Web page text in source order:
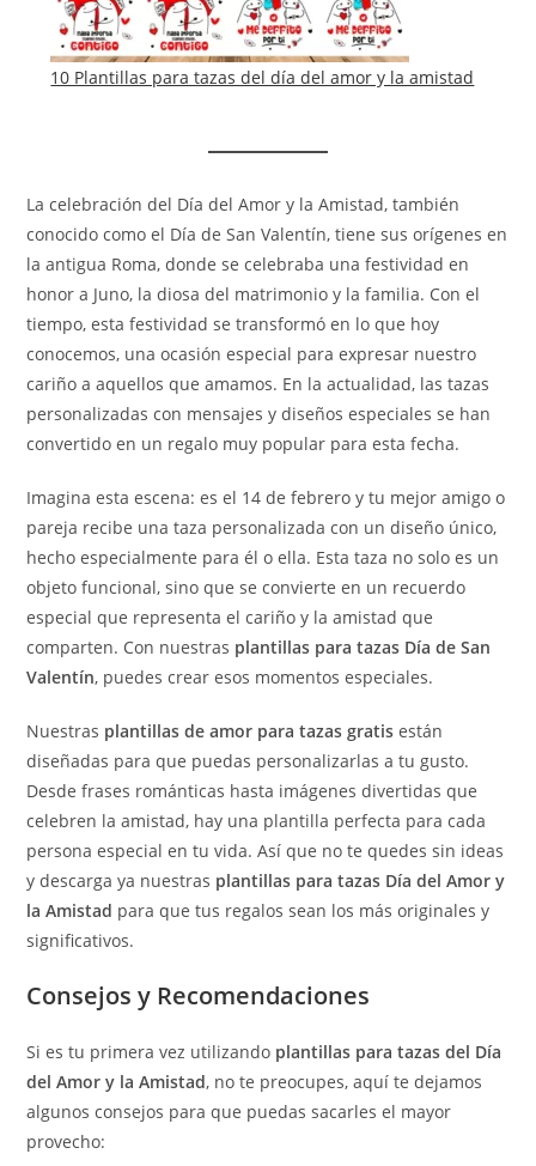
10 Plantillas para tazas del día del amor y la amistad
La celebración del Día del Amor y la Amistad, también
conocido como el Día de San Valentín, tiene sus orígenes en
la antigua Roma, donde se celebraba una festividad en
honor a Juno, la diosa del matrimonio y la familia. Con el
tiempo, esta festividad se transformó en lo que hoy
conocemos, una ocasión especial para expresar nuestro
cariño a aquellos que amamos. En la actualidad, las tazas
personalizadas con mensajes y diseños especiales se han
convertido en un regalo muy popular para esta fecha.
Imagina esta escena: es el 14 de febrero y tu mejor amigo o
pareja recibe una taza personalizada con un diseño único,
hecho especialmente para él o ella. Esta taza no solo es un
objeto funcional, sino que se convierte en un recuerdo
especial que representa el cariño y la amistad que
comparten. Con nuestras plantillas para tazas Día de San
Valentín, puedes crear esos momentos especiales.
Nuestras plantillas de amor para tazas gratis están
diseñadas para que puedas personalizarlas a tu gusto.
Desde frases románticas hasta imágenes divertidas que
celebren la amistad, hay una plantilla perfecta para cada
persona especial en tu vida. Así que no te quedes sin ideas
y descarga ya nuestras plantillas para tazas Día del Amor y
la Amistad para que tus regalos sean los más originales y
significativos.
Consejos y Recomendaciones
Si es tu primera vez utilizando plantillas para tazas del Día
del Amor y la Amistad, no te preocupes, aquí te dejamos
algunos consejos para que puedas sacarles el mayor
provecho: